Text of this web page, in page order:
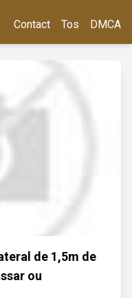
Contact Tos DMCA
de 1,5m de
ou